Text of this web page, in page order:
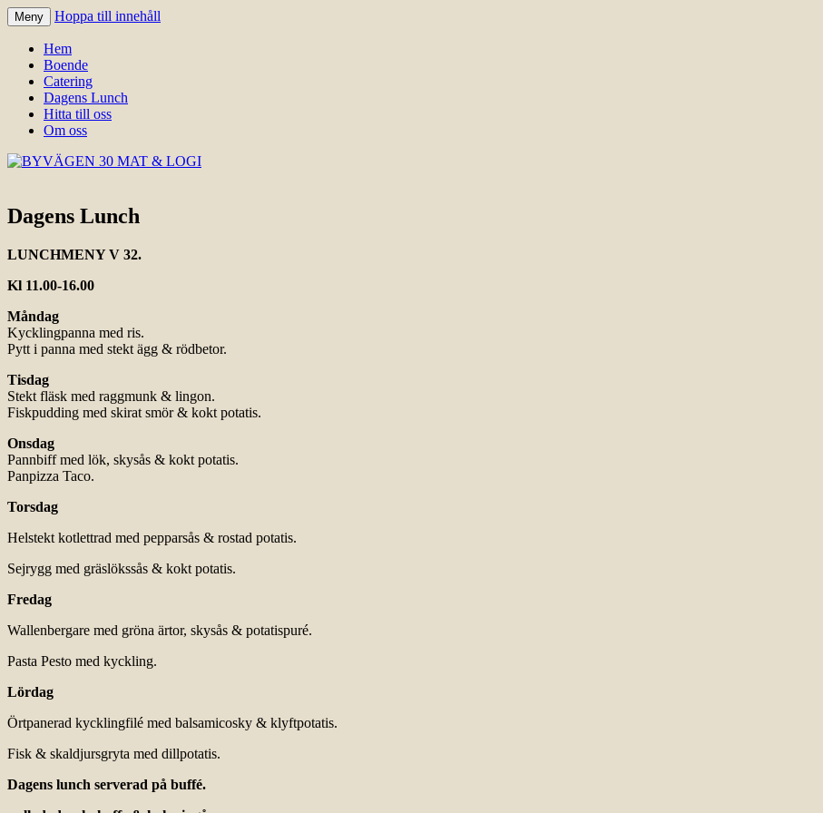
BYVÄGEN 30 MAT & LOGI
Meny Hoppa till innehåll
Hem
Boende
Catering
Dagens Lunch
Hitta till oss
Om oss
Dagens Lunch
LUNCHMENY V 32.
Kl 11.00-16.00
Måndag
Kycklingpanna med ris.
Pytt i panna med stekt ägg & rödbetor.
Tisdag
Stekt fläsk med raggmunk & lingon.
Fiskpudding med skirat smör & kokt potatis.
Onsdag
Pannbiff med lök, skysås & kokt potatis.
Panpizza Taco.
Torsdag
Helstekt kotlettrad med pepparsås & rostad potatis.
Sejrygg med gräslökssås & kokt potatis.
Fredag
Wallenbergare med gröna ärtor, skysås & potatispuré.
Pasta Pesto med kyckling.
Lördag
Örtpanerad kycklingfilé med balsamicosky & klyftpotatis.
Fisk & skaldjursgryta med dillpotatis.
Dagens lunch serverad på buffé.